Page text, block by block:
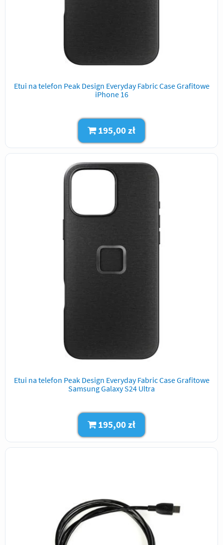
Etui na telefon Peak Design Everyday Fabric Case Grafitowe
iPhone 16
195,00 zł
Etui na telefon Peak Design Everyday Fabric Case Grafitowe
Samsung Galaxy S24 Ultra
195,00 zł